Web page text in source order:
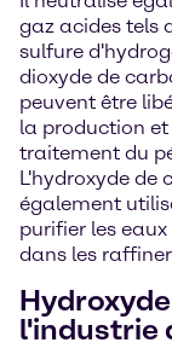
gaz acides tels
sulfure
dioxyde de
peuvent être
la production et
traitement du
L'hydroxyde de
également
purifier les eaux
dans les
l'industrie